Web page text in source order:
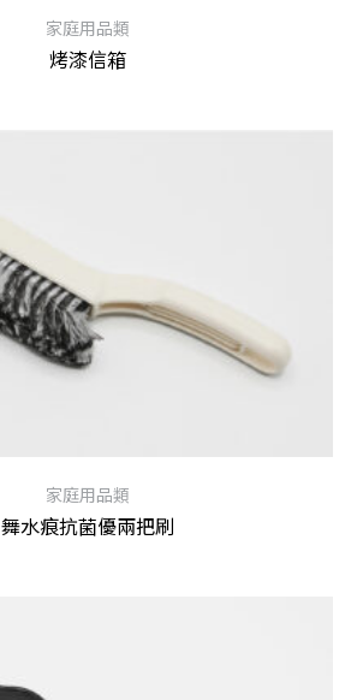
家庭用品類
烤漆信箱
家庭用品類
舞水痕抗菌優兩把刷